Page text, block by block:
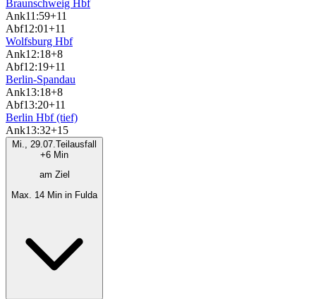
Braunschweig Hbf
Ank11:59+11
Abf12:01+11
Wolfsburg Hbf
Ank12:18+8
Abf12:19+11
Berlin-Spandau
Ank13:18+8
Abf13:20+11
Berlin Hbf (tief)
Ank13:32+15
Mi., 29.07.Teilausfall
+6 Min
am Ziel
Max. 14 Min in Fulda